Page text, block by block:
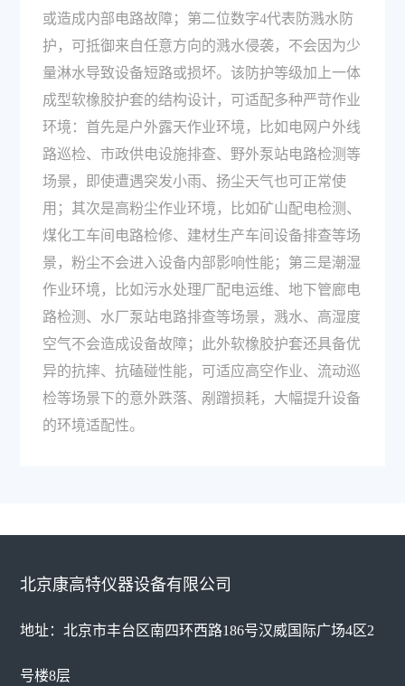
或造成内部电路故障；第二位数字4代表防溅水防
护，可抵御来自任意方向的溅水侵袭，不会因为少
量淋水导致设备短路或损坏。该防护等级加上一体
成型软橡胶护套的结构设计，可适配多种严苛作业
环境：首先是户外露天作业环境，比如电网户外线
路巡检、市政供电设施排查、野外泵站电路检测等
场景，即使遭遇突发小雨、扬尘天气也可正常使
用；其次是高粉尘作业环境，比如矿山配电检测、
煤化工车间电路检修、建材生产车间设备排查等场
景，粉尘不会进入设备内部影响性能；第三是潮湿
作业环境，比如污水处理厂配电运维、地下管廊电
路检测、水厂泵站电路排查等场景，溅水、高湿度
空气不会造成设备故障；此外软橡胶护套还具备优
异的抗摔、抗磕碰性能，可适应高空作业、流动巡
检等场景下的意外跌落、剐蹭损耗，大幅提升设备
的环境适配性。
北京康高特仪器设备有限公司
地址：北京市丰台区南四环西路186号汉威国际广场4区2
号楼8层